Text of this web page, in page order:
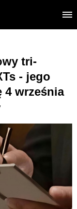
tri-
- jego
4 września